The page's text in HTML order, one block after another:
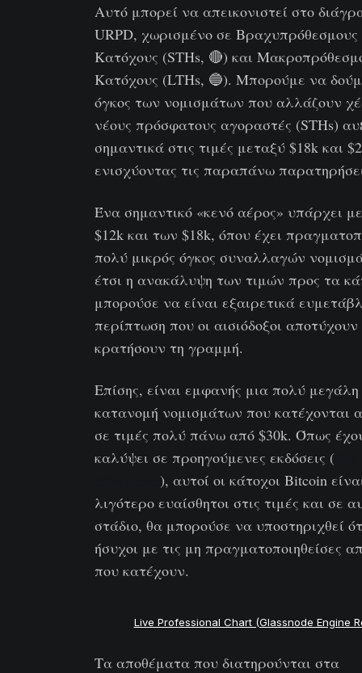
Αυτό μπορεί να απεικονιστεί στο
URPD, χωρισμένο σε Βραχυπρόθεσμους
Κατόχους (STHs, 🔴) και
Κατόχους (LTHs, 🔵). Μπορούμε να
όγκος των νομισμάτων που αλλάζουν
νέους πρόσφατους αγοραστές (STHs)
σημαντικά στις τιμές μεταξύ $18k και
ενισχύοντας τις παραπάνω
Ένα σημαντικό «κενό αέρος» υπάρχει
$12k και των $18k, όπου έχει
πολύ μικρός όγκος συναλλαγών
έτσι η ανακάλυψη των τιμών προς τα
μπορούσε να είναι εξαιρετικά
περίπτωση που οι αισιόδοξοι
κρατήσουν τη γραμμή.
Επίσης, είναι εμφανής μια πολύ μεγάλη
κατανομή νομισμάτων που κατέχονται
σε τιμές πολύ πάνω από $30k. Όπως
καλύψει σε προηγούμενες εκδόσεις (
), αυτοί οι κάτοχοι Bitcoin
λιγότερο ευαίσθητοι στις τιμές και σε
στάδιο, θα μπορούσε να υποστηριχθεί
ήσυχοι με τις μη πραγματοποιηθείσες
που κατέχουν.
Live Professional Chart (Glassnode Engine
Τα αποθέματα που διατηρούνται στα